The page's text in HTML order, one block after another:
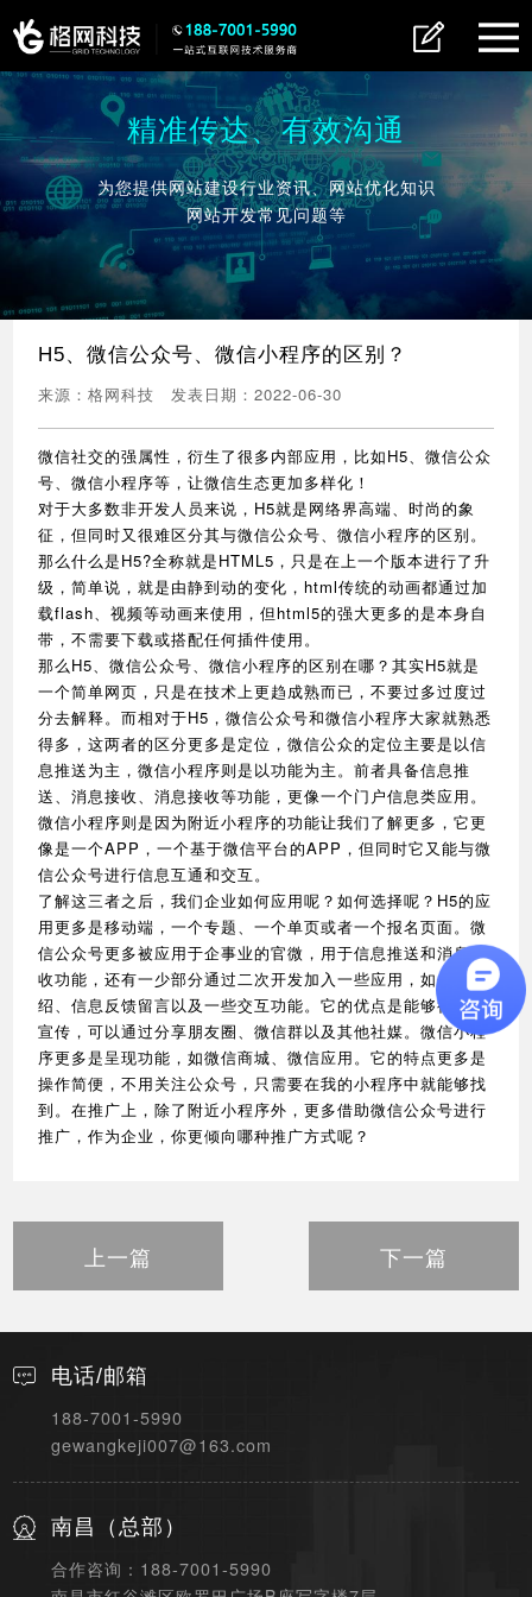
精准传达、有效沟通
为您提供网站建设行业资讯、网站优化知识
网站开发常见问题等
H5、微信公众号、微信小程序的区别？
来源：格网科技 发表日期：2022-06-30
微信社交的强属性，衍生了很多内部应用，比如H5、微信公众
号、微信小程序等，让微信生态更加多样化！
对于大多数非开发人员来说，H5就是网络界高端、时尚的象
征，但同时又很难区分其与微信公众号、微信小程序的区别。
那么什么是H5?全称就是HTML5，只是在上一个版本进行了升
级，简单说，就是由静到动的变化，html传统的动画都通过加
载flash、视频等动画来使用，但html5的强大更多的是本身自
带，不需要下载或搭配任何插件使用。
那么H5、微信公众号、微信小程序的区别在哪？其实H5就是
一个简单网页，只是在技术上更趋成熟而已，不要过多过度过
分去解释。而相对于H5，微信公众号和微信小程序大家就熟悉
得多，这两者的区分更多是定位，微信公众的定位主要是以信
息推送为主，微信小程序则是以功能为主。前者具备信息推
送、消息接收、消息接收等功能，更像一个门户信息类应用。
微信小程序则是因为附近小程序的功能让我们了解更多，它更
像是一个APP，一个基于微信平台的APP，但同时它又能与微
信公众号进行信息互通和交互。
了解这三者之后，我们企业如何应用呢？如何选择呢？H5的应
用更多是移动端，一个专题、一个单页或者一个报名页面。微
信公众号更多被应用于企事业的官微，用于信息推送和消息接
收功能，还有一少部分通过二次开发加入一些应用，如企业介
绍、信息反馈留言以及一些交互功能。它的优点是能够很好的
宣传，可以通过分享朋友圈、微信群以及其他社媒。微信小程
序更多是呈现功能，如微信商城、微信应用。它的特点更多是
操作简便，不用关注公众号，只需要在我的小程序中就能够找
到。在推广上，除了附近小程序外，更多借助微信公众号进行
推广，作为企业，你更倾向哪种推广方式呢？
上一篇 下一篇
电话/邮箱
188-7001-5990
gewangkeji007@163.com
南昌（总部）
合作咨询：188-7001-5990